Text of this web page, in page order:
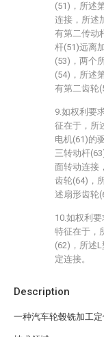
Description
一种汽车轮毂铣加工
(51)，所述
连接，所述
有第二传动
杆(51)远离
(53)，两个
(54)，所述
有第二齿轮
9.如权利要
征在于，所
电机(61)的
三转动杆
面转动连接
齿轮(64)，
述扇形齿轮
10.如权利
特征在于，
(62)，所述
定连接。